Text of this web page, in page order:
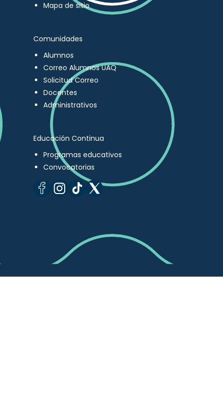
Mapa de sitio
Comunidades
Alumnos
Correo Alumnos UAQ
Solicitud Correo
Docentes
Administrativos
Educación Continua
Programas educativos
Convocatorias